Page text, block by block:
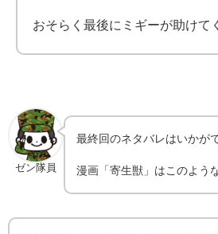
おそらく最後にミギーが助けて
ゼン隊員
最終回のネタバレはいかが
漫画「寄生獣」はこのよう